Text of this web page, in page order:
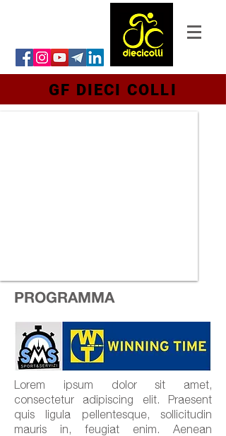
GF DIECI COLLI
PROGRAMMA
Lorem ipsum dolor sit amet,
consectetur adipiscing elit. Praesent
quis ligula pellentesque, sollicitudin
mauris in, feugiat enim. Aenean